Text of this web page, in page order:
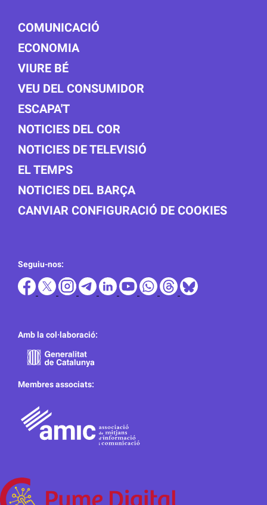
COMUNICACIÓ
ECONOMIA
VIURE BÉ
VEU DEL CONSUMIDOR
ESCAPA'T
NOTICIES DEL COR
NOTICIES DE TELEVISIÓ
EL TEMPS
NOTICIES DEL BARÇA
CANVIAR CONFIGURACIÓ DE COOKIES
Seguiu-nos:
Amb la col·laboració:
Membres associats: